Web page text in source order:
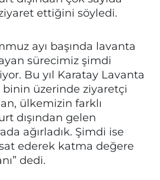
ettiğini söyledi.
ayı başında lavanta
sürecimiz şimdi
Bu yıl Karatay Lavanta
üzerinde ziyaretçi
ülkemizin farklı
dışından gelen
ağırladık. Şimdi ise
ederek katma değere
dedi.